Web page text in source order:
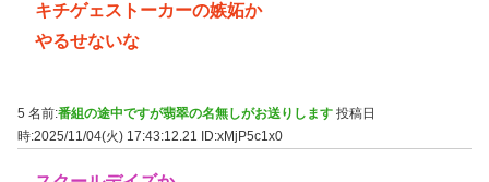
キチゲェストーカーの嫉妬か
やるせないな
5 名前:番組の途中ですが翡翠の名無しがお送りします 投稿日
時:2025/11/04(火) 17:43:12.21 ID:xMjP5c1x0